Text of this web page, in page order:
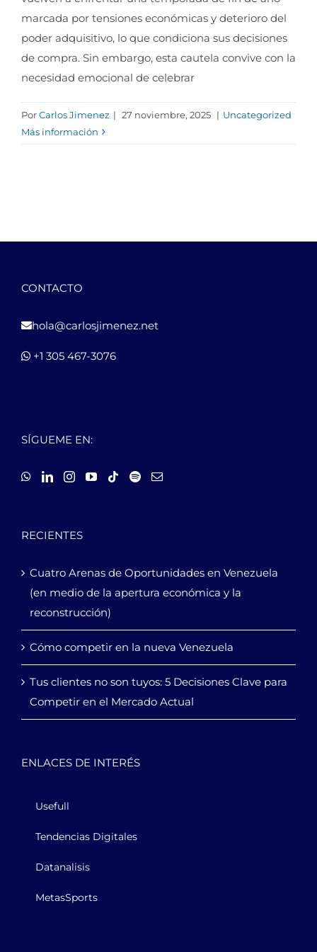
marcada por tensiones económicas y deterioro del
poder adquisitivo, lo que condiciona sus decisiones
de compra. Sin embargo, esta cautela convive con la
necesidad emocional de celebrar
PorCarlos Jimenez | 27 noviembre, 2025 | Uncategorized
Más información
CONTACTO
hola@carlosjimenez.net
+1 305 467-3076
SÍGUEME EN:
RECIENTES
Cuatro Arenas de Oportunidades en Venezuela
(en medio de la apertura económica y la
reconstrucción)
Cómo competir en la nueva Venezuela
Tus clientes no son tuyos: 5 Decisiones Clave para
Competir en el Mercado Actual
ENLACES DE INTERÉS
Usefull
Tendencias Digitales
Datanalisis
MetasSports